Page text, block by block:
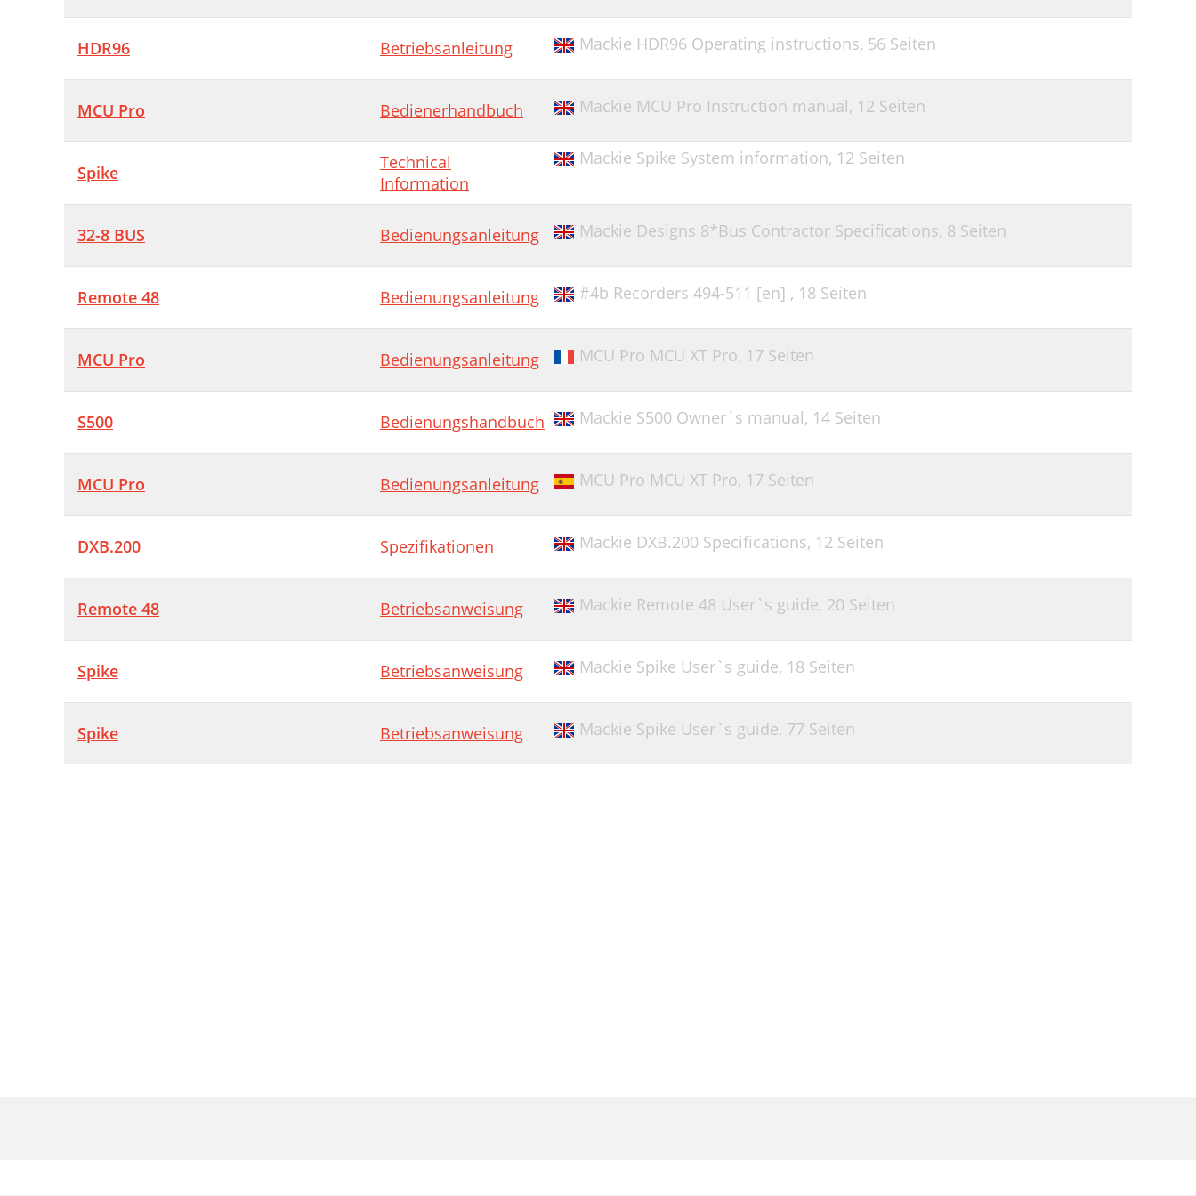
HDR96 Betriebsanleitung Mackie HDR96 Operating instructions, 56 Seiten
MCU Pro Bedienerhandbuch Mackie MCU Pro Instruction manual, 12 Seiten
Spike
Technical
Information
Mackie Spike System information, 12 Seiten
32-8 BUS Bedienungsanleitung Mackie Designs 8*Bus Contractor Specifications, 8 Seiten
Remote 48 Bedienungsanleitung #4b Recorders 494-511 [en] , 18 Seiten
MCU Pro Bedienungsanleitung MCU Pro MCU XT Pro, 17 Seiten
S500 Bedienungshandbuch Mackie S500 Owner`s manual, 14 Seiten
MCU Pro Bedienungsanleitung MCU Pro MCU XT Pro, 17 Seiten
DXB.200 Spezifikationen Mackie DXB.200 Specifications, 12 Seiten
Remote 48 Betriebsanweisung Mackie Remote 48 User`s guide, 20 Seiten
Spike Betriebsanweisung Mackie Spike User`s guide, 18 Seiten
Spike Betriebsanweisung Mackie Spike User`s guide, 77 Seiten